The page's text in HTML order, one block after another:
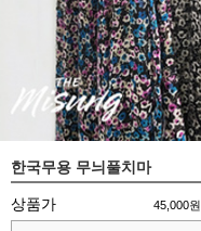
한국무용 무늬풀치마
상품가 45,000원